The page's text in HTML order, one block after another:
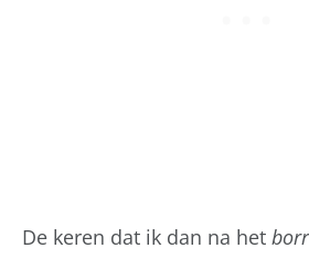
De keren dat ik dan na het